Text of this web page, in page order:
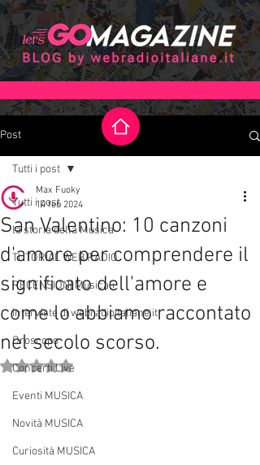
Post
Tutti i post
la storia della Musica
TUTORIAL WEB RADIO
RECENSIONI Musicali
Interviste di webradioitaliane.it
Oroscopo
Concerti Live
Eventi MUSICA
Novità MUSICA
Curiosità MUSICA
Tutti i post
San Valentino: 10 canzoni
d'amore per comprendere il
significato dell'amore e
come lo abbiamo raccontato
nel secolo scorso.
Max Fuoky
14 feb 2024
Valutazione NaN stelle su 5.